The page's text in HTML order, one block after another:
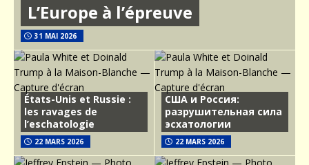
L’Europe à l’épreuve
31 MAI 2026
États-Unis et Russie :
les ravages de
l’eschatologie
22 MARS 2026
США и Россия:
разрушительная сила
эсхатологии
22 MARS 2026